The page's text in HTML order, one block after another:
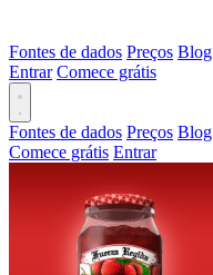
Fontes de dados Preços Blog
Entrar Comece grátis
Fontes de dados Preços Blog
Comece grátis Entrar